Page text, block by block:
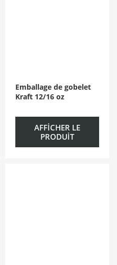
Emballage de gobelet
Kraft 12/16 oz
AFFICHER LE
PRODUIT